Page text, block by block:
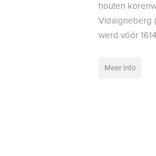
houten
Vidaigneberg
werd vóór
Meer info